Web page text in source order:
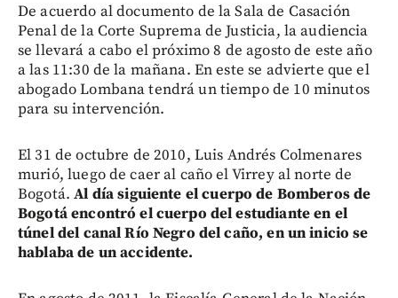
De acuerdo al documento de la Sala de Casación
Penal de la Corte Suprema de Justicia, la audiencia
se llevará a cabo el próximo 8 de agosto de este año
a las 11:30 de la mañana. En este se advierte que el
abogado Lombana tendrá un tiempo de 10 minutos
para su intervención.
El 31 de octubre de 2010, Luis Andrés Colmenares
murió, luego de caer al caño el Virrey al norte de
Bogotá.Al día siguiente el cuerpo de Bomberos de
Bogotá encontró el cuerpo del estudiante en el
túnel del canal Río Negro del caño, en un inicio se
hablaba de un accidente.